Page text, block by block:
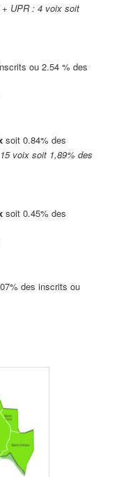
UPR : 4 voix soit
ou 2.54 % des
soit 0.84% des
voix soit 1,89% des
soit 0.45% des
des inscrits ou